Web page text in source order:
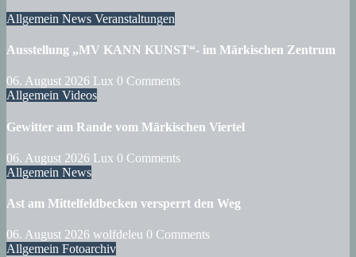
Allgemein News Veranstaltungen
Ausstellung „MV KANN KUNST“- im Märkischen Zentrum
06. August 2026 Lux 0 Comments
Allgemein Videos
Gewitter am Rande vom Märkischen Viertel
06. August 2026 Lux 0 Comments
Allgemein News
Ast am Mittelfeldbecken versperrt den Weg
06. August 2026 wolfdeleu 0 Comments
Allgemein Fotoarchiv